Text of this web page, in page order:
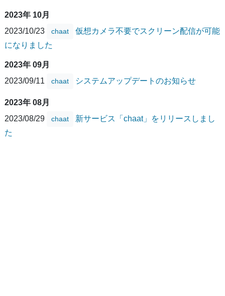
2023年 10月
2023/10/23
chaat
仮想カメラ不要でスクリーン配信が可能
になりました
2023年 09月
2023/09/11
chaat システムアップデートのお知らせ
2023年 08月
2023/08/29
chaat
新サービス「chaat」をリリースしまし
た